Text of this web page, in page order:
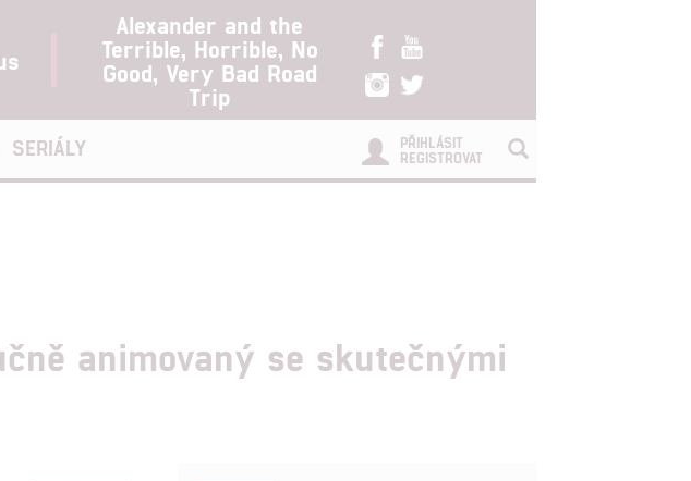
Alexander and the
Terrible, Horrible, No
Good, Very Bad Road
Trip
SERIÁLY
PŘIHLÁSIT
REGISTROVAT
animovaný se skutečnými